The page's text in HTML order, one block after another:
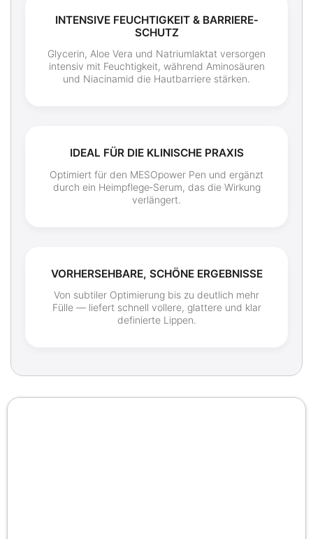
INTENSIVE FEUCHTIGKEIT & BARRIERE­
SCHUTZ
Glycerin, Aloe Vera und Natriumlaktat versorgen
intensiv mit Feuchtigkeit, während Aminosäuren
und Niacinamid die Hautbarriere stärken.
IDEAL FÜR DIE KLINISCHE PRAXIS
Optimiert für den MESOpower Pen und ergänzt
durch ein Heimpflege‑Serum, das die Wirkung
verlängert.
VORHERSEHBARE, SCHÖNE ERGEBNISSE
Von subtiler Optimierung bis zu deutlich mehr
Fülle — liefert schnell vollere, glattere und klar
definierte Lippen.